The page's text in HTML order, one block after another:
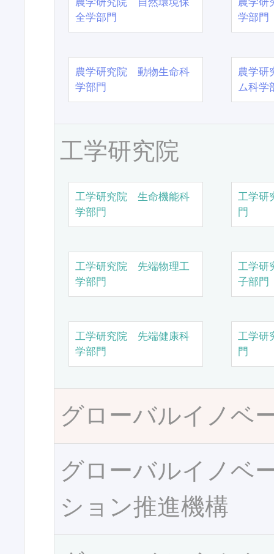
全学部門
学部門
農学研究院 動物生命科
学部門
農学
ム科学
工学研究院
工学研究院 生命機能科
学部門
工学研
門
工学研究院 先端物理工
学部門
工学研
子部門
工学研究院 先端健康科
学部門
工学研
門
グローバルイノベ
グローバルイノベ
ション推進機構